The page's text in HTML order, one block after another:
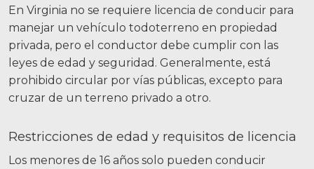
En Virginia no se requiere licencia de conducir para
manejar un vehículo todoterreno en propiedad
privada, pero el conductor debe cumplir con las
leyes de edad y seguridad. Generalmente, está
prohibido circular por vías públicas, excepto para
cruzar de un terreno privado a otro.
Restricciones de edad y requisitos de licencia
Los menores de 16 años solo pueden conducir